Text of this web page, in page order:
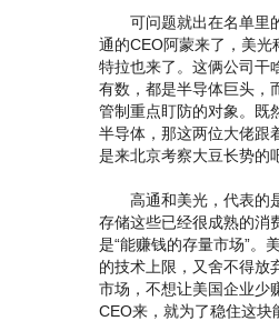
可问题就出在名单里
通的CEO阿蒙来了，美光
特拉也来了。这俩公司干
有数，都是半导体巨头，
管制重点盯防的对象。既
半导体，那这两位大佬跟
是来北京考察大豆长势的
高通和美光，代表的
存储这些已经很成熟的消
是“能赚钱的存量市场”。
的技术上限，又舍不得放
市场，不想让美国企业少
CEO来，就为了稳住这块